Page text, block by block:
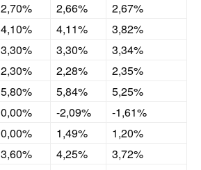
2,70% 2,66%
2,67%
4,10% 4,11%
3,82%
3,30% 3,30%
3,34%
2,30% 2,28%
2,35%
5,80% 5,84%
5,25%
0,00% -2,09%
-1,61%
0,00% 1,49%
1,20%
3,60% 4,25%
3,72%